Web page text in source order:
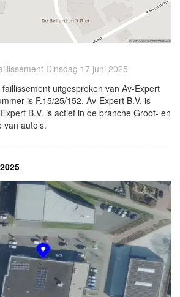
Dinsdag 17 juni 2025
uitgesproken van Av-Expert
is F.15/25/152. Av-Expert B.V. is
B.V. is actief in de branche Groot- en
auto’s.